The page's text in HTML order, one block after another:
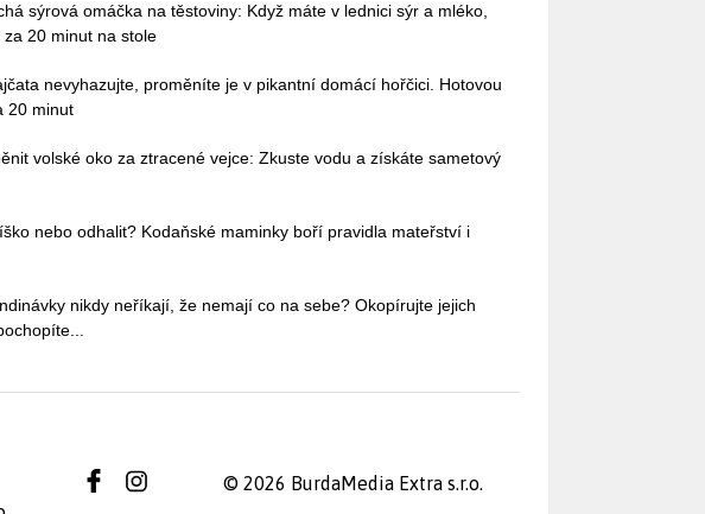
sýrová omáčka na těstoviny: Když máte v lednici sýr a mléko,
za 20 minut na stole
nevyhazujte, proměníte je v pikantní domácí hořčici. Hotovou
20 minut
volské oko za ztracené vejce: Zkuste vodu a získáte sametový
nebo odhalit? Kodaňské maminky boří pravidla mateřství i
nikdy neříkají, že nemají co na sebe? Okopírujte jejich
© 2026 BurdaMedia Extra s.r.o.